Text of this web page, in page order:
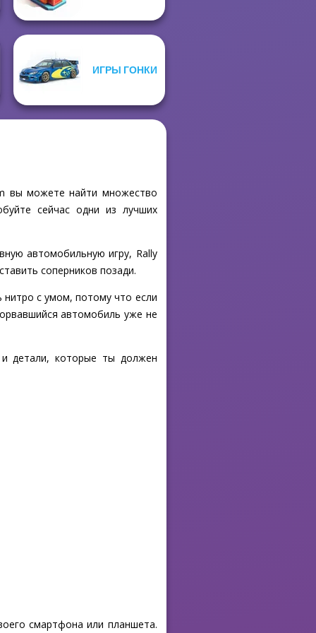
ИГРЫ ГОНКИ
вы можете найти множество
сейчас одни из лучших
автомобильную игру, Rally
соперников позади.
с умом, потому что если
автомобиль уже не
детали, которые ты должен
смартфона или планшета.